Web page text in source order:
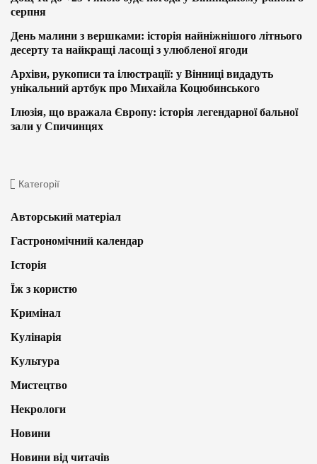
серпня
День малини з вершками: історія найніжнішого літнього
десерту та найкращі ласощі з улюбленої ягоди
Архіви, рукописи та ілюстрації: у Вінниці видадуть
унікальний артбук про Михайла Коцюбинського
Ілюзія, що вражала Європу: історія легендарної бальної
зали у Спичинцях
Категорії
Авторський матеріал
Гастрономічний календар
Історія
Їж з користю
Кримінал
Кулінарія
Культура
Мистецтво
Некрологи
Новини
Новини від читачів